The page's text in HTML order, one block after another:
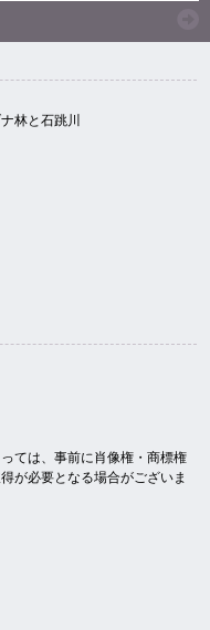
林と石跳川
ては、事前に肖像権・商標権
が必要となる場合がございま